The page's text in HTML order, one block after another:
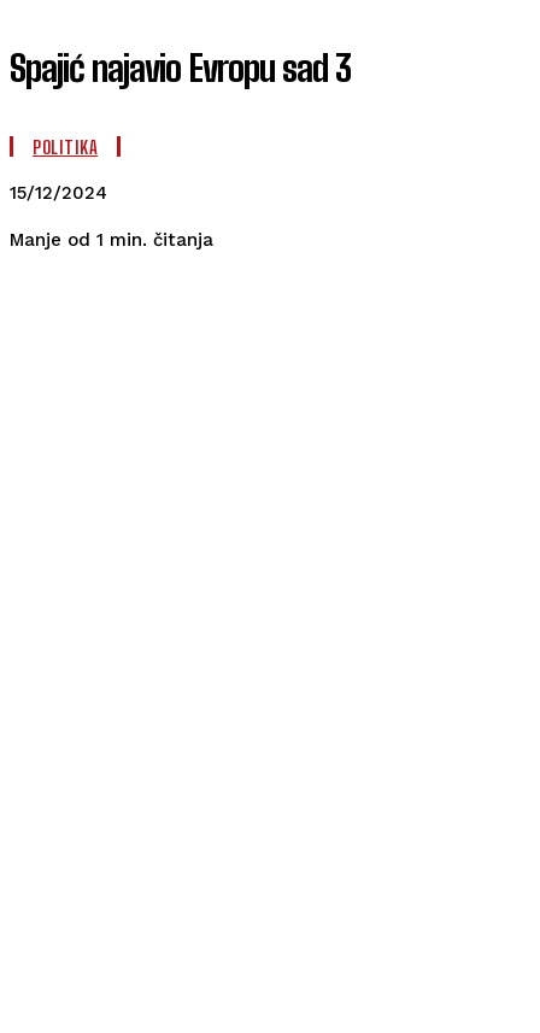
Spajić najavio Evropu sad 3
POLITIKA
15/12/2024
Manje od 1 min. čitanja